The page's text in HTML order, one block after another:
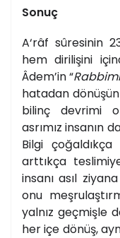
Sonuç
A‘râf sûresinin
hem dirilişini
Âdem’in “
hatadan
bilinç devrimi
asrımız insanın
Bilgi
arttıkça
insanı asıl
onu
yalnız geçmişle
her içe dönüş,